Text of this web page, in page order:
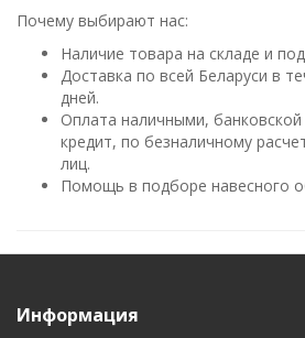
Почему выбирают нас:
Наличие товара на складе и под
Доставка по всей Беларуси в
дней.
Оплата наличными, банковской
кредит, по безналичному
лиц.
Помощь в подборе навесного
Информация